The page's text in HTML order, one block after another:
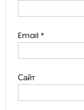
Email *
Сайт